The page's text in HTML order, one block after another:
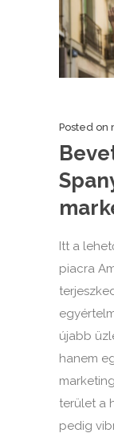
Posted on
Itt a
piacra
újabb
hanem
terület a
pedig